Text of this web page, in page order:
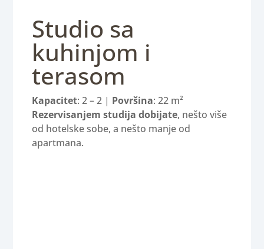
Studio sa
kuhinjom i
terasom
Kapacitet: 2 – 2 | Površina: 22 m²
Rezervisanjem studija dobijate, nešto više
od hotelske sobe, a nešto manje od
apartmana.